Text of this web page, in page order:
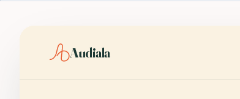
Audiala